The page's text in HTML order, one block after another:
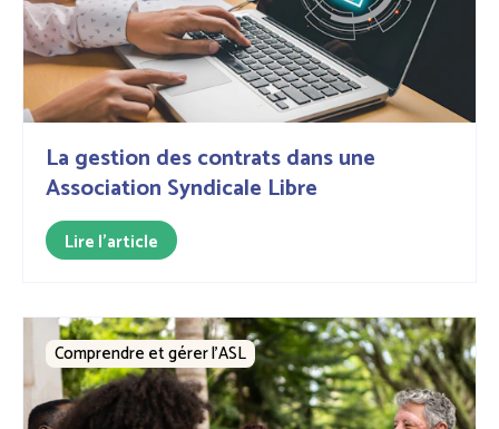
La gestion des contrats dans une
Association Syndicale Libre
Lire l'article
Comprendre et gérer l’ASL